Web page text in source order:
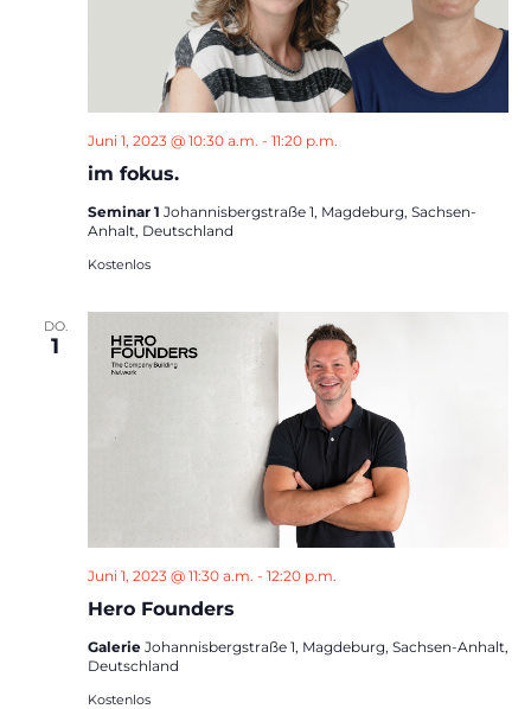
im fokus.
Juni 1, 2023 @ 10:30 a.m. - 11:20 p.m.
Seminar 1 Johannisbergstraße 1, Magdeburg, Sachsen-
Anhalt, Deutschland
Kostenlos
DO.
1
Hero Founders
Juni 1, 2023 @ 11:30 a.m. - 12:20 p.m.
Galerie Johannisbergstraße 1, Magdeburg, Sachsen-Anhalt,
Deutschland
Kostenlos